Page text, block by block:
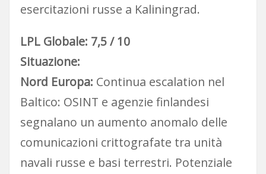
esercitazioni russe a Kaliningrad.
LPL Globale: 7,5 / 10
Situazione:
Nord Europa: Continua escalation nel
Baltico: OSINT e agenzie finlandesi
segnalano un aumento anomalo delle
comunicazioni crittografate tra unità
navali russe e basi terrestri. Potenziale